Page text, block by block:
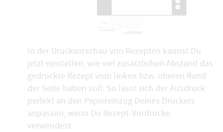
In der Druckvorschau von Rezepten kannst Du
jetzt einstellen, wie viel zusätzlichen Abstand das
gedruckte Rezept vom linken bzw. oberen Rand
der Seite haben soll. So lässt sich der Ausdruck
perfekt an den Papiereinzug Deines Druckers
anpassen, wenn Du Rezept-Vordrucke
verwendest.